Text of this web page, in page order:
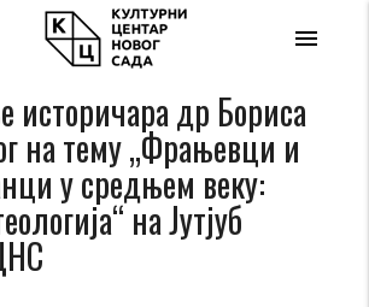
menu
историчара др Бориса
на тему „Фрањевци и
у средњем веку:
на Јутјуб